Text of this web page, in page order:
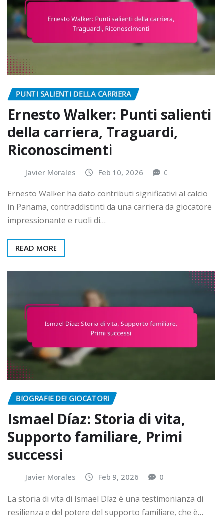
PUNTI SALIENTI DELLA CARRIERA
Ernesto Walker: Punti salienti
della carriera, Traguardi,
Riconoscimenti
Javier Morales Feb 10, 2026 0
Ernesto Walker ha dato contributi significativi al calcio
in Panama, contraddistinti da una carriera da giocatore
impressionante e ruoli di…
READ MORE
BIOGRAFIE DEI GIOCATORI
Ismael Díaz: Storia di vita,
Supporto familiare, Primi
successi
Javier Morales Feb 9, 2026 0
La storia di vita di Ismael Díaz è una testimonianza di
resilienza e del potere del supporto familiare, che è…